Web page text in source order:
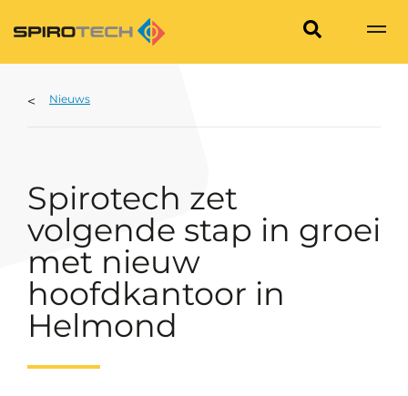
Nieuws
Spirotech zet
volgende stap in groei
met nieuw
hoofdkantoor in
Helmond